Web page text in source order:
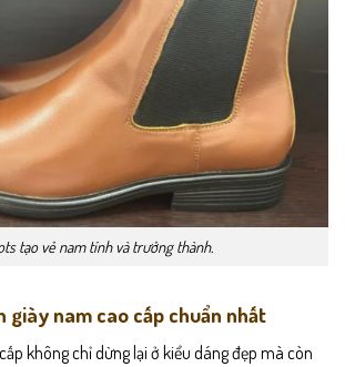
tạo vẻ nam tính và trưởng thành.
giày nam cao cấp chuẩn nhất
không chỉ dừng lại ở kiểu dáng đẹp mà còn